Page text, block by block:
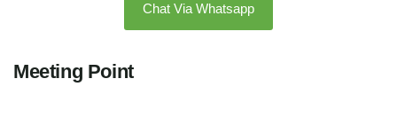
Chat Via Whatsapp
Meeting Point